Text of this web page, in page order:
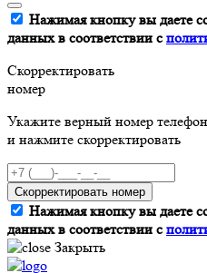
Нажимая кнопку вы даете
данных в соответствии с
Скорректировать
номер
Укажите верный номер
и нажмите скорректировать
Скорректировать номер
Нажимая кнопку вы даете
данных в соответствии с
Закрыть